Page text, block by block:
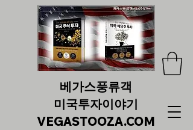
베가스풍류객
미국투자이야기
VEGASTOOZA.COM